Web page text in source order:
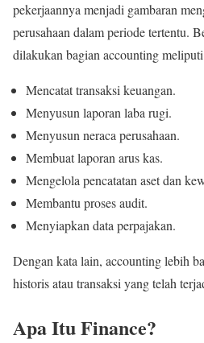
pekerjaannya menjadi gambaran
perusahaan dalam periode tertentu.
dilakukan bagian accounting
Mencatat transaksi keuangan.
Menyusun laporan laba rugi.
Menyusun neraca perusahaan.
Membuat laporan arus kas.
Mengelola pencatatan aset dan
Membantu proses audit.
Menyiapkan data perpajakan.
Dengan kata lain, accounting lebih
historis atau transaksi yang telah
Apa Itu Finance?